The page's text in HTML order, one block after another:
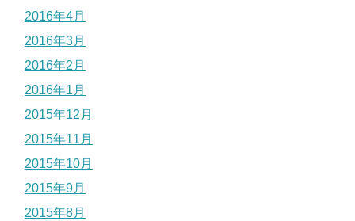
2016年4月
2016年3月
2016年2月
2016年1月
2015年12月
2015年11月
2015年10月
2015年9月
2015年8月